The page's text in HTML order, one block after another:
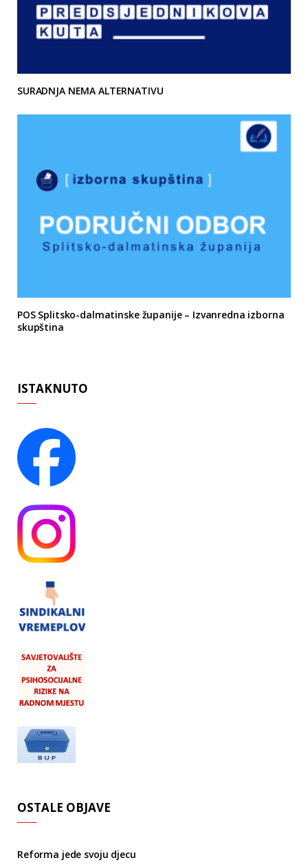
SURADNJA NEMA ALTERNATIVU
POS Splitsko-dalmatinske županije – Izvanredna izborna
skupština
ISTAKNUTO
OSTALE OBJAVE
Reforma jede svoju djecu